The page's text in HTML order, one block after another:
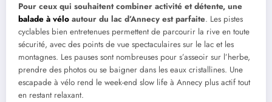
Pour ceux qui souhaitent combiner activité et détente, une
balade à vélo autour du lac d’Annecy est parfaite. Les pistes
cyclables bien entretenues permettent de parcourir la rive en toute
sécurité, avec des points de vue spectaculaires sur le lac et les
montagnes. Les pauses sont nombreuses pour s’asseoir sur l’herbe,
prendre des photos ou se baigner dans les eaux cristallines. Une
escapade à vélo rend le week-end slow life à Annecy plus actif tout
en restant relaxant.